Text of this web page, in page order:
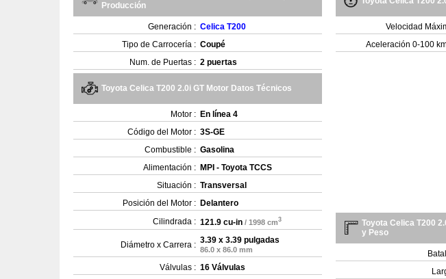
Producción
Generación : Celica T200
Tipo de Carrocería : Coupé
Num. de Puertas : 2 puertas
Toyota Celica T200 2.0i GT Motor Datos Técnicos
Motor : En línea 4
Código del Motor : 3S-GE
Combustible : Gasolina
Alimentación : MPI - Toyota TCCS
Situación : Transversal
Posición del Motor : Delantero
Cilindrada : 121.9 cu-in / 1998 cm3
Diámetro x Carrera : 3.39 x 3.39 pulgadas
86.0 x 86.0 mm
Válvulas : 16 Válvulas
Velocidad
Aceleración 0-100
Toyota Celica T200
y Peso